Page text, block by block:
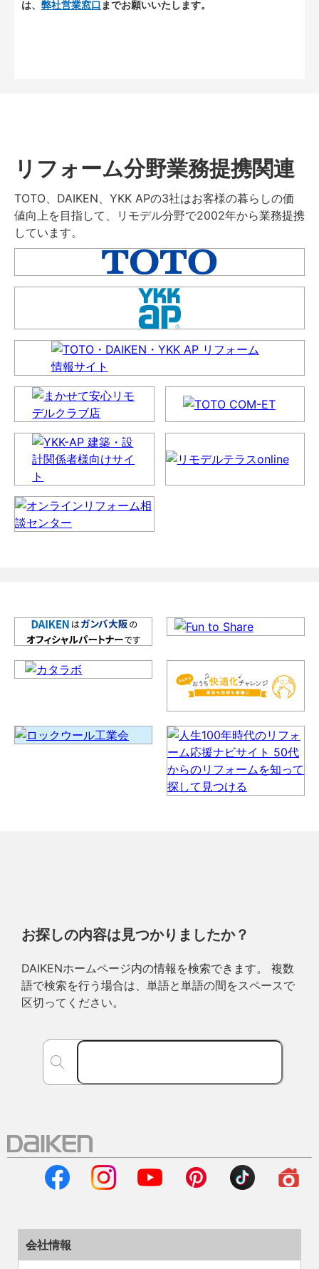
は、 弊社営業窓口 までお願いいたします。
リフォーム分野業務提携関連
TOTO、DAIKEN、YKK APの3社はお客様の暮らしの価
値向上を目指して、リモデル分野で2002年から業務提携
しています。
お探しの内容は見つかりましたか？
DAIKENホームページ内の情報を検索できます。 複数
語で検索を行う場合は、単語と単語の間をスペースで
区切ってください。
会社情報